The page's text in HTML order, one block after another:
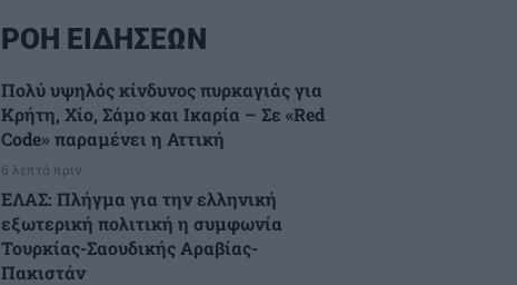
ΡΟΗ ΕΙΔΗΣΕΩΝ
Πολύ υψηλός κίνδυνος πυρκαγιάς για
Κρήτη, Χίο, Σάμο και Ικαρία – Σε «Red
Code» παραμένει η Αττική
6 λεπτά πριν
ΕΛΑΣ: Πλήγμα για την ελληνική
εξωτερική πολιτική η συμφωνία
Τουρκίας-Σαουδικής Αραβίας-
Πακιστάν